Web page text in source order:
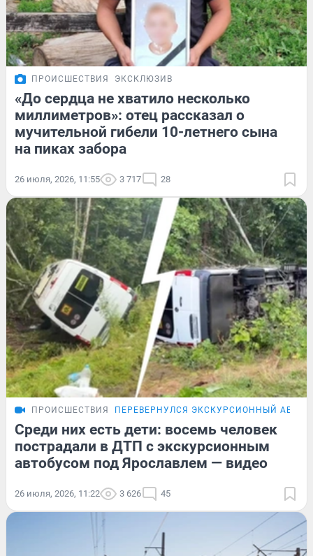
ПРОИСШЕСТВИЯ ЭКСКЛЮЗИВ
«До сердца не хватило несколько
миллиметров»: отец рассказал о
мучительной гибели 10-летнего сына
на пиках забора
26 июля, 2026, 11:55 3 717 28
ПРОИСШЕСТВИЯ ПЕРЕВЕРНУЛСЯ ЭКСКУРСИОННЫЙ
Среди них есть дети: восемь человек
пострадали в ДТП с экскурсионным
автобусом под Ярославлем — видео
26 июля, 2026, 11:22 3 626 45